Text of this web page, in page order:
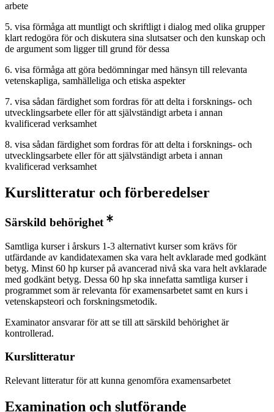
arbete
5. visa förmåga att muntligt och skriftligt i dialog med olika grupper
klart redogöra för och diskutera sina slutsatser och den kunskap och
de argument som ligger till grund för dessa
6. visa förmåga att göra bedömningar med hänsyn till relevanta
vetenskapliga, samhälleliga och etiska aspekter
7. visa sådan färdighet som fordras för att delta i forsknings- och
utvecklingsarbete eller för att självständigt arbeta i annan
kvalificerad verksamhet
8. visa sådan färdighet som fordras för att delta i forsknings- och
utvecklingsarbete eller för att självständigt arbeta i annan
kvalificerad verksamhet
Kurslitteratur och förberedelser
Särskild behörighet
Samtliga kurser i årskurs 1-3 alternativt kurser som krävs för
utfärdande av kandidatexamen ska vara helt avklarade med godkänt
betyg. Minst 60 hp kurser på avancerad nivå ska vara helt avklarade
med godkänt betyg. Dessa 60 hp ska innefatta samtliga kurser i
programmet som är relevanta för examensarbetet samt en kurs i
vetenskapsteori och forskningsmetodik.
Examinator ansvarar för att se till att särskild behörighet är
kontrollerad.
Kurslitteratur
Relevant litteratur för att kunna genomföra examensarbetet
Examination och slutförande